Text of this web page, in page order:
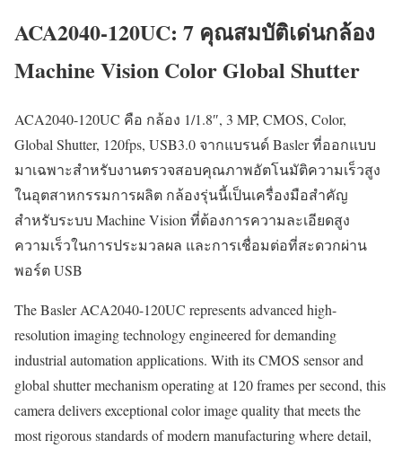
ACA2040-120UC: 7 คุณสมบัติเด่นกล้อง
Machine Vision Color Global Shutter
ACA2040-120UC คือ กล้อง 1/1.8″, 3 MP, CMOS, Color,
Global Shutter, 120fps, USB3.0 จากแบรนด์ Basler ที่ออกแบบ
มาเฉพาะสำหรับงานตรวจสอบคุณภาพอัตโนมัติความเร็วสูง
ในอุตสาหกรรมการผลิต กล้องรุ่นนี้เป็นเครื่องมือสำคัญ
สำหรับระบบ Machine Vision ที่ต้องการความละเอียดสูง
ความเร็วในการประมวลผล และการเชื่อมต่อที่สะดวกผ่าน
พอร์ต USB
The Basler ACA2040-120UC represents advanced high-
resolution imaging technology engineered for demanding
industrial automation applications. With its CMOS sensor and
global shutter mechanism operating at 120 frames per second, this
camera delivers exceptional color image quality that meets the
most rigorous standards of modern manufacturing where detail,